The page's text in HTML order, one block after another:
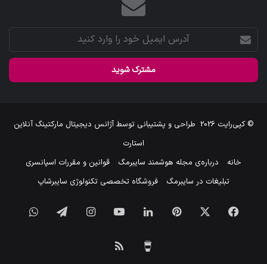
آدرس
ایمیل
خود
وارد
© کپی‌رایت 2026 طراحی و پشتیبانی توسطآژانس دیجیتال مارکتینگ آنلاین
استارت
خانه
درباره‌ی مجله هوشمند سایبرمگ
قوانین و مقررات اسپانسری
تبلیغات در سایبرمگ
فروشگاه تخصصی تکنولوژی سایبرشاپ
فیس
‫پین‌ترست لینکدین یوتیوب اینستاگرام تلگرام